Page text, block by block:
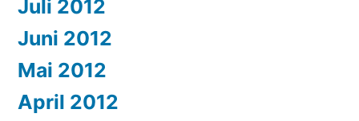
Juli 2012
Juni 2012
Mai 2012
April 2012